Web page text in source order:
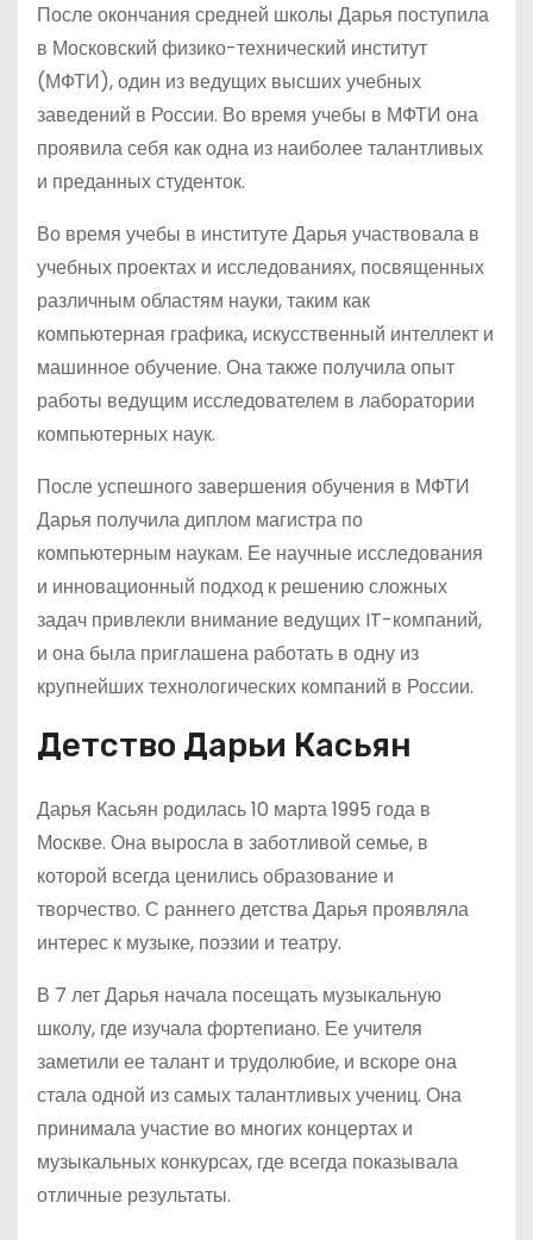
После окончания средней школы Дарья поступила
в Московский физико-технический институт
(МФТИ), один из ведущих высших учебных
заведений в России. Во время учебы в МФТИ она
проявила себя как одна из наиболее талантливых
и преданных студенток.
Во время учебы в институте Дарья участвовала в
учебных проектах и исследованиях, посвященных
различным областям науки, таким как
компьютерная графика, искусственный интеллект и
машинное обучение. Она также получила опыт
работы ведущим исследователем в лаборатории
компьютерных наук.
После успешного завершения обучения в МФТИ
Дарья получила диплом магистра по
компьютерным наукам. Ее научные исследования
и инновационный подход к решению сложных
задач привлекли внимание ведущих IT-компаний,
и она была приглашена работать в одну из
крупнейших технологических компаний в России.
Детство Дарьи Касьян
Дарья Касьян родилась 10 марта 1995 года в
Москве. Она выросла в заботливой семье, в
которой всегда ценились образование и
творчество. С раннего детства Дарья проявляла
интерес к музыке, поэзии и театру.
В 7 лет Дарья начала посещать музыкальную
школу, где изучала фортепиано. Ее учителя
заметили ее талант и трудолюбие, и вскоре она
стала одной из самых талантливых учениц. Она
принимала участие во многих концертах и
музыкальных конкурсах, где всегда показывала
отличные результаты.